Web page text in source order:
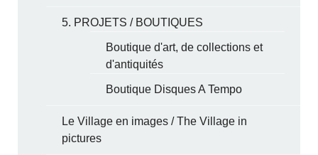
5. PROJETS / BOUTIQUES
Boutique d'art, de collections et
d'antiquités
Boutique Disques A Tempo
Le Village en images / The Village in
pictures